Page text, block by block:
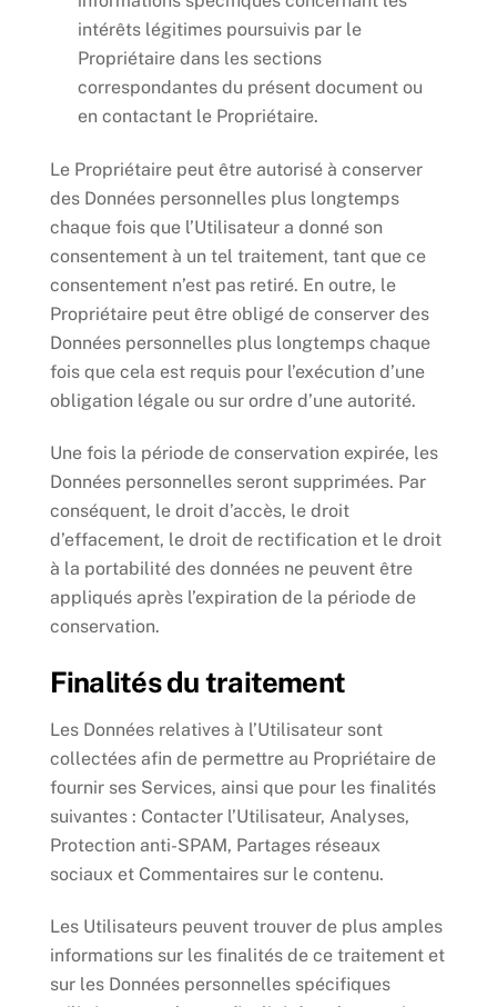
intérêts légitimes poursuivis par le
Propriétaire dans les sections
correspondantes du présent document ou
en contactant le Propriétaire.
Le Propriétaire peut être autorisé à conserver
des Données personnelles plus longtemps
chaque fois que l’Utilisateur a donné son
consentement à un tel traitement, tant que ce
consentement n’est pas retiré. En outre, le
Propriétaire peut être obligé de conserver des
Données personnelles plus longtemps chaque
fois que cela est requis pour l’exécution d’une
obligation légale ou sur ordre d’une autorité.
Une fois la période de conservation expirée, les
Données personnelles seront supprimées. Par
conséquent, le droit d’accès, le droit
d’effacement, le droit de rectification et le droit
à la portabilité des données ne peuvent être
appliqués après l’expiration de la période de
conservation.
Finalités du traitement
Les Données relatives à l’Utilisateur sont
collectées afin de permettre au Propriétaire de
fournir ses Services, ainsi que pour les finalités
suivantes : Contacter l’Utilisateur, Analyses,
Protection anti-SPAM, Partages réseaux
sociaux et Commentaires sur le contenu.
Les Utilisateurs peuvent trouver de plus amples
informations sur les finalités de ce traitement et
sur les Données personnelles spécifiques